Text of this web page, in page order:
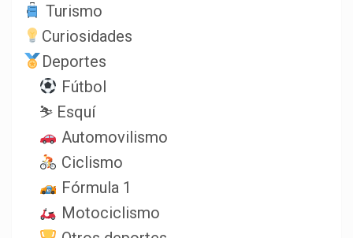
Turismo
Curiosidades
Deportes
Fútbol
⛷️ Esquí
Automovilismo
Ciclismo
Fórmula 1
Motociclismo